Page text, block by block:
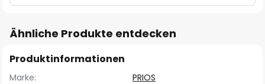
Ähnliche Produkte entdecken
Produktinformationen
Marke:
PRIOS